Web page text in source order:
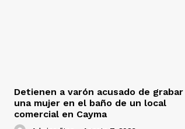
Detienen a varón acusado de grabar
una mujer en el baño de un local
comercial en Cayma